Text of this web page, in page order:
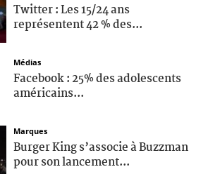
Twitter : Les 15/24 ans
représentent 42 % des...
Médias
Facebook : 25% des adolescents
américains...
Marques
Burger King s’associe à Buzzman
pour son lancement...